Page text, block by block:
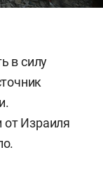
в силу
Израиля